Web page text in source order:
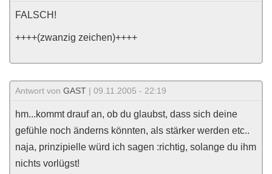
FALSCH!
++++(zwanzig zeichen)++++
Antwort von GAST | 09.11.2005 - 22:19
hm...kommt drauf an, ob du glaubst, dass sich deine
gefühle noch änderns könnten, als stärker werden etc..
naja, prinzipielle würd ich sagen :richtig, solange du ihm
nichts vorlügst!